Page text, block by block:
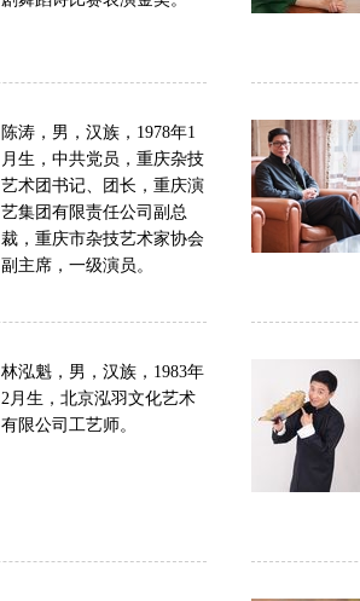
陈涛，男，汉族，1978年1
月生，中共党员，重庆杂技
艺术团书记、团长，重庆演
艺集团有限责任公司副总
裁，重庆市杂技艺术家协会
副主席，一级演员。
林泓魁，男，汉族，1983年
2月生，北京泓羽文化艺术
有限公司工艺师。